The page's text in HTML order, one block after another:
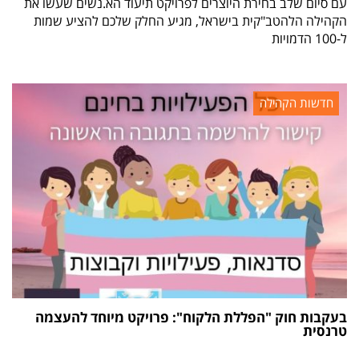
הקהילה הלהטב"קית בישראל, מגיע החלק שלכם להציע שמות
ל-100 הדמויות
חדשות הקהילה
בעקבות חוק "הפללת הלקוח": פרויקט מיוחד להעצמה
טרנסית